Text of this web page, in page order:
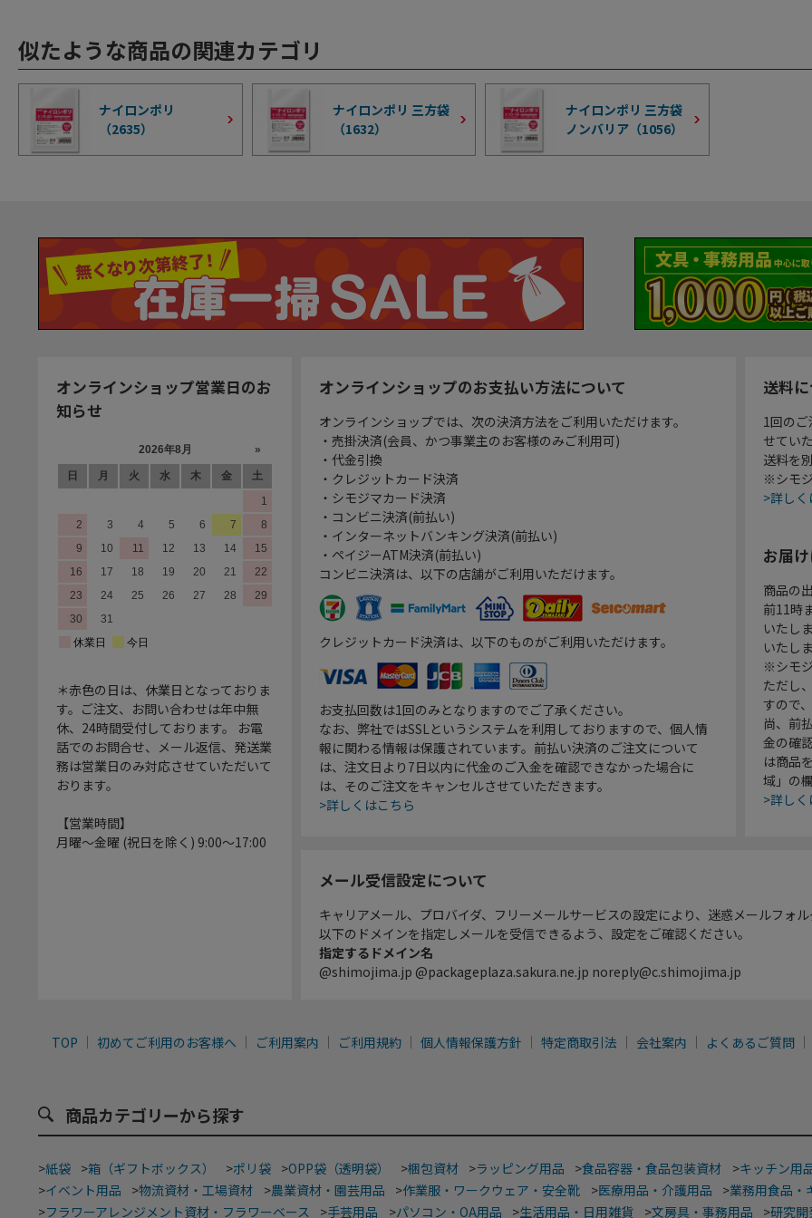
似たような商品の関連カテゴリ
ナイロンポリ
（2635）
ナイロンポリ 三方袋
（1632）
ナイロンポリ 三方袋
ノンバリア（1056）
オンラインショップ営業日のお
知らせ
＊赤色の日は、休業日となっておりま
す。ご注文、お問い合わせは年中無
休、24時間受付しております。 お電
話でのお問合せ、メール返信、発送業
務は営業日のみ対応させていただいて
おります。
【営業時間】
月曜～金曜 (祝日を除く) 9:00～17:00
オンラインショップのお支払い方法について
オンラインショップでは、次の決済方法をご利用いただけます。
・売掛決済(会員、かつ事業主のお客様のみご利用可)
・代金引換
・クレジットカード決済
・シモジマカード決済
・コンビニ決済(前払い)
・インターネットバンキング決済(前払い)
・ペイジーATM決済(前払い)
コンビニ決済は、以下の店舗がご利用いただけます。
クレジットカード決済は、以下のものがご利用いただけます。
お支払回数は1回のみとなりますのでご了承ください。
なお、弊社ではSSLというシステムを利用しておりますので、個人情
報に関わる情報は保護されています。前払い決済のご注文について
は、注文日より7日以内に代金のご入金を確認できなかった場合に
は、そのご注文をキャンセルさせていただきます。
>詳しくはこちら
送料
1回の
せてい
送料を
※シモ
>詳し
お届
商品の
前11時
いたし
いたし
※シモ
ただし
すので
尚、前
金の確
は商品
域」の
>詳し
メール受信設定について
キャリアメール、プロバイダ、フリーメールサービスの設定により、迷惑メールフォ
以下のドメインを指定しメールを受信できるよう、設定をご確認ください。
指定するドメイン名
@shimojima.jp @packageplaza.sakura.ne.jp noreply@c.shimojima.jp
TOP 初めてご利用のお客様へ ご利用案内 ご利用規約 個人情報保護方針 特定商取引法 会社案内 よくあるご質問
商品カテゴリーから探す
>紙袋 >箱（ギフトボックス） >ポリ袋 >OPP袋（透明袋） >梱包資材 >ラッピング用品 >食品容器・食品包装資材 >キッチン用
>イベント用品 >物流資材・工場資材 >農業資材・園芸用品 >作業服・ワークウェア・安全靴 >医療用品・介護用品 >業務用食品・
>フラワーアレンジメント資材・フラワーベース >手芸用品 >パソコン・OA用品 >生活用品・日用雑貨 >文房具・事務用品 >研究開